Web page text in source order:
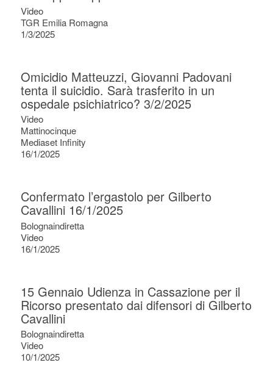
Video
TGR Emilia Romagna
1/3/2025
Omicidio Matteuzzi, Giovanni Padovani
tenta il suicidio. Sarà trasferito in un
ospedale psichiatrico? 3/2/2025
Video
Mattinocinque
Mediaset Infinity
16/1/2025
Confermato l’ergastolo per Gilberto
Cavallini 16/1/2025
Bolognaindiretta
Video
16/1/2025
15 Gennaio Udienza in Cassazione per il
Ricorso presentato dai difensori di Gilberto
Cavallini
Bolognaindiretta
Video
10/1/2025